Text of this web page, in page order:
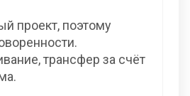
проект, поэтому
трансфер за счёт